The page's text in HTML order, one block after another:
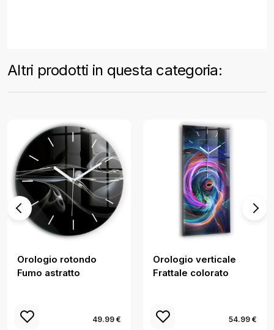
Altri prodotti in questa categoria:
Orologio rotondo
Fumo astratto
49.99 €
Orologio verticale
Frattale colorato
54.99 €